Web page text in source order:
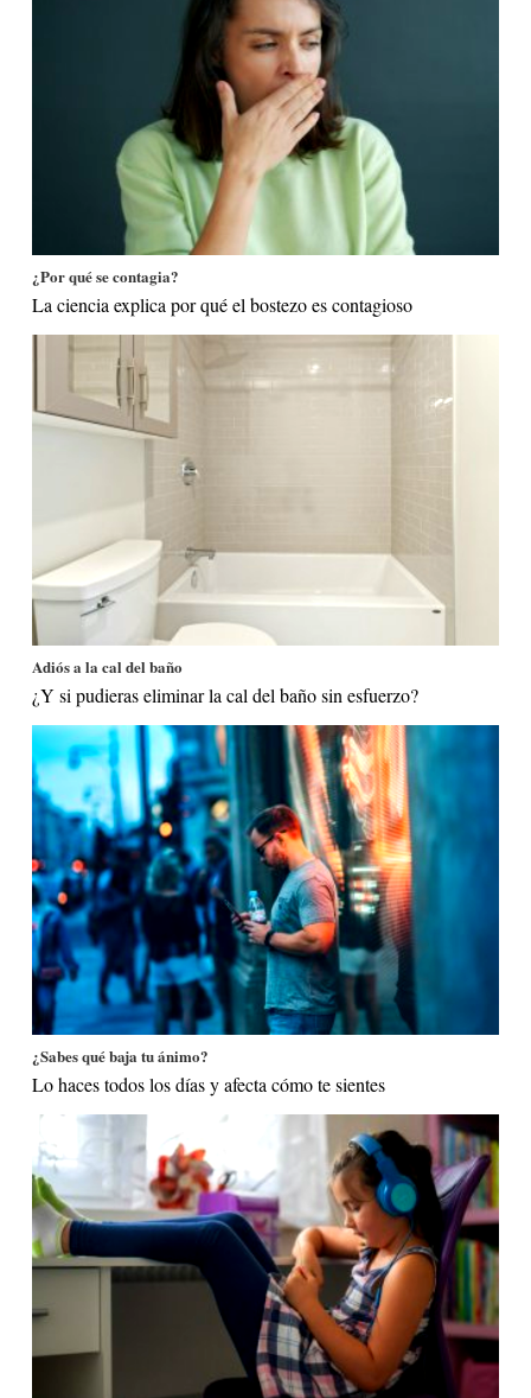
¿Por qué se contagia?
La ciencia explica por qué el bostezo es contagioso
Adiós a la cal del baño
¿Y si pudieras eliminar la cal del baño sin esfuerzo?
¿Sabes qué baja tu ánimo?
Lo haces todos los días y afecta cómo te sientes